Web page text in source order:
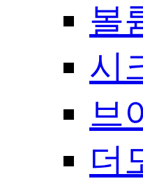
볼
시
브
더